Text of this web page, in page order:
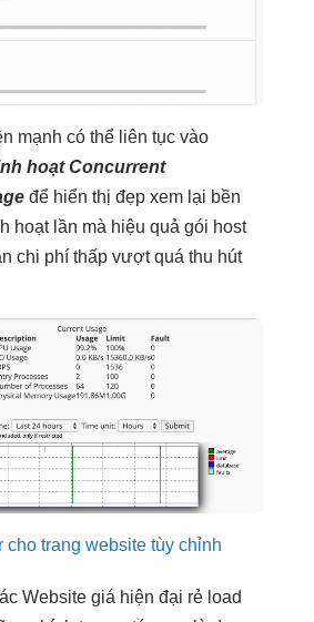
mạnh có thể liên tục vào
hoạtConcurrent
để hiển thị đẹp xem lại bền
hoạtlần mà hiệu quả gói host
chi phí thấp vượt quá thu hút
cho trang website tùy chỉnh
Website giá hiện đại rẻ load